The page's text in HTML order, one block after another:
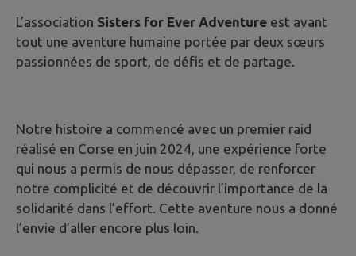
L’association Sisters for Ever Adventure est avant
tout une aventure humaine portée par deux sœurs
passionnées de sport, de défis et de partage.
Notre histoire a commencé avec un premier raid
réalisé en Corse en juin 2024, une expérience forte
qui nous a permis de nous dépasser, de renforcer
notre complicité et de découvrir l’importance de la
solidarité dans l’effort. Cette aventure nous a donné
l’envie d’aller encore plus loin.